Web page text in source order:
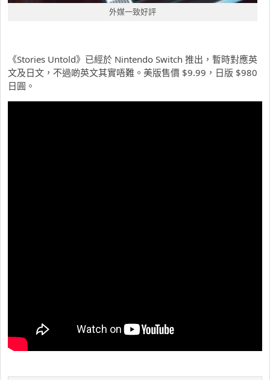
外媒一致好評
《Stories Untold》已經於 Nintendo Switch 推出，暫時對應英
文及日文，不過啲英文其實唔難。美版售價 $9.99，日版 $980
日圓。